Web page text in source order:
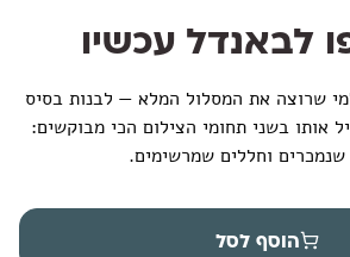
לבאנדל עכשיו
שרוצה את המסלול המלא — לבנות בסיס
אותו בשני תחומי הצילום הכי מבוקשים:
שנמכרים וחללים שמרשימים.
הוסף לסל